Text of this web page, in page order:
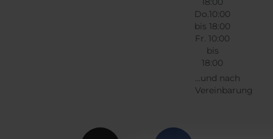
Do.10:00
bis 18:00
Fr. 10:00
bis
18:00
...und nach
Vereinbarung